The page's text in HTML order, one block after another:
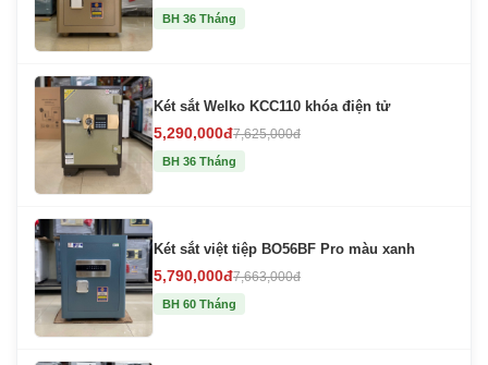
BH 36 Tháng
Két sắt Welko KCC110 khóa điện tử
5,290,000đ7,625,000đ
BH 36 Tháng
Két sắt việt tiệp BO56BF Pro màu xanh
5,790,000đ7,663,000đ
BH 60 Tháng